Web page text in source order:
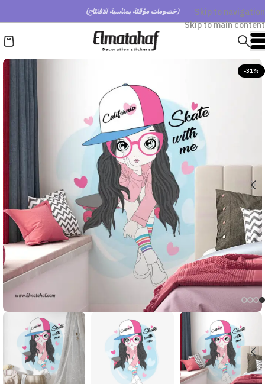
Skip to navigation
Skip to main content
(خصومات مؤقتة بمناسبة الافتتاح)
-31%